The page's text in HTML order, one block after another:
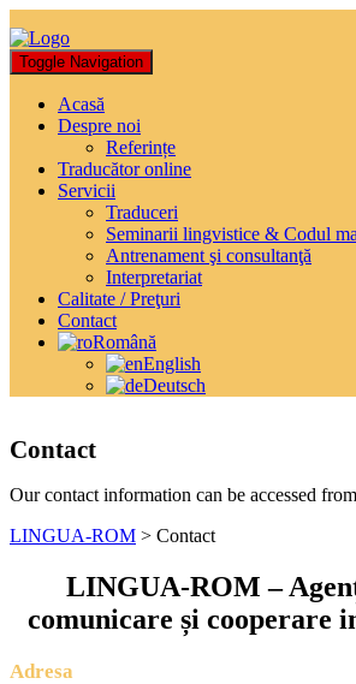
Toggle Navigation
Acasă
Despre noi
Referințe
Traducător online
Servicii
Traduceri
Seminarii lingvistice & Codul
Antrenament şi consultanţă
Interpretariat
Calitate / Preţuri
Contact
Română
English
Deutsch
Contact
Our contact information can be accessed
LINGUA-ROM > Contact
LINGUA-ROM –
comunicare și cooperare
Adresa